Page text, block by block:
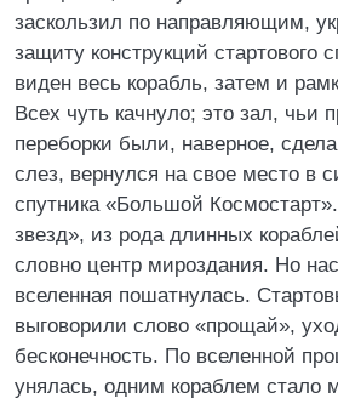
заскользил по направляющим,
защиту конструкций стартового
виден весь корабль, затем и
Всех чуть качнуло; это зал, чьи
переборки были, наверное,
слез, вернулся на свое место в
спутника «Большой
звезд», из рода длинных
словно центр мироздания. Но
вселенная пошатнулась.
выговорили слово «прощай»,
бесконечность. По вселенной
унялась, одним кораблем стало